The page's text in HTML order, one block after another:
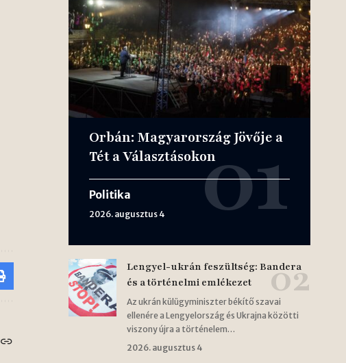
Orbán: Magyarország Jövője a
Tét a Választásokon
Politika
2026. augusztus 4
Lengyel-ukrán feszültség: Bandera
és a történelmi emlékezet
Az ukrán külügyminiszter békítő szavai
ellenére a Lengyelország és Ukrajna közötti
viszony újra a történelem…
2026. augusztus 4